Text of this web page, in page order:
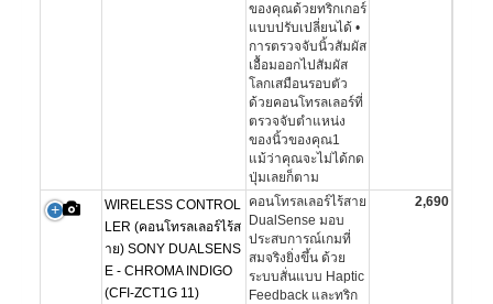
ของคุณด้วยทริกเกอร์
แบบปรับเปลี่ยนได้ •
การตรวจจับนิ้วสัมผัส
เอื้อมออกไปสัมผัส
โลกเสมือนรอบตัว
ด้วยคอนโทรลเลอร์ที่
ตรวจจับตำแหน่ง
ของนิ้วของคุณ1
แม้ว่าคุณจะไม่ได้กด
ปุ่มเลยก็ตาม
WIRELESS CONTROL
LER (คอนโทรลเลอร์ไร้ส
าย) SONY DUALSENS
E - CHROMA INDIGO
(CFI-ZCT1G 11)
คอนโทรลเลอร์ไร้สาย
DualSense มอบ
ประสบการณ์เกมที่
สมจริงยิ่งขึ้น ด้วย
ระบบสั่นแบบ Haptic
Feedback และทริก
2,690